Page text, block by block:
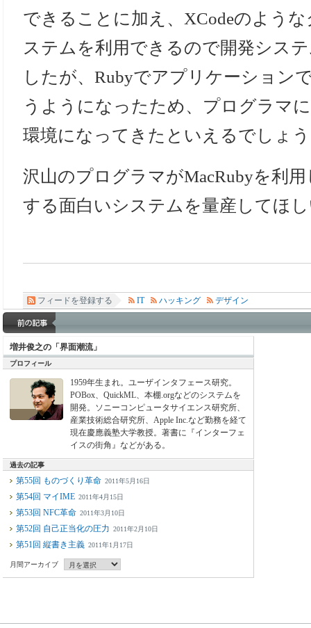
できることに加え、XCodeのよう
ステムを利用できるので開発シス
したが、Rubyでアプリケーション
うようになったため、プログラマ
環境になってきたといえるでしょ
沢山のプログラマがMacRubyを利
する面白いシステムを量産してほ
フィードを登録する IT ハッキング デザイン
増井俊之の「界面潮流」
プロフィール
1959年生まれ。ユーザインタフェース研究。
POBox、QuickML、本棚.orgなどのシステムを
開発。ソニーコンピュータサイエンス研究所、
産業技術総合研究所、Apple Inc.など勤務を経て
現在慶應義塾大学教授。著書に『インターフェ
イスの街角』などがある。
過去の記事
第55回 ものづくり革命 2011年5月16日
第54回 マイIME 2011年4月15日
第53回 NFC革命 2011年3月10日
第52回 自己正当化の圧力 2011年2月10日
第51回 縦書き主義 2011年1月17日
月間アーカイブ